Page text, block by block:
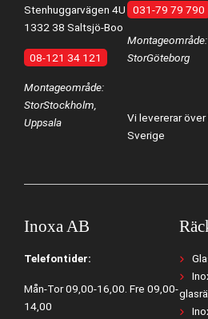
Stenhuggarvägen 4U
1332 38 Saltsjö-Boo
08-121 34 121
Montageområde:
StorStockholm,
Uppsala
031-79 79 790
Montageområde:
StorGöteborg
Vi levererar över
Sverige
Inoxa AB
Telefontider:
Mån-Tor 09,00-16,00. Fre 09,00-
14,00